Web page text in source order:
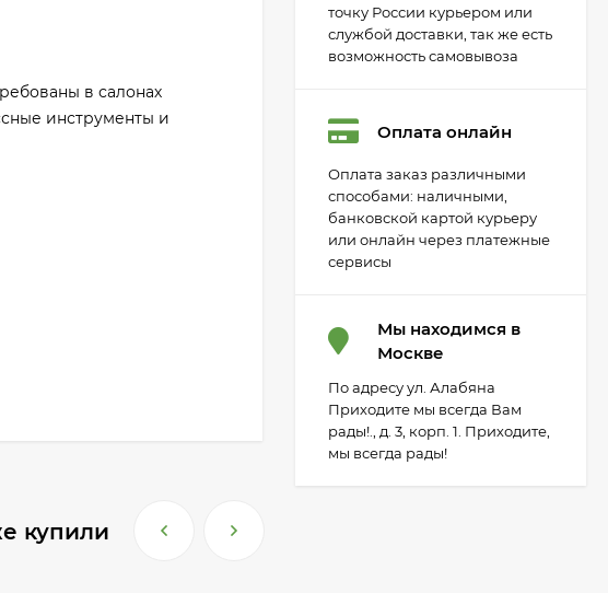
в салонах
инструменты и
купили
точку России курьером или
службой доставки, так же есть
возможность самовывоза
Оплата онлайн
Оплата заказ различными
способами: наличными,
банковской картой курьеру
или онлайн через платежные
сервисы
Мы находимся в
Москве
По адресу ул. Алабяна
Приходите мы всегда Вам
рады!., д. 3, корп. 1. Приходите,
мы всегда рады!